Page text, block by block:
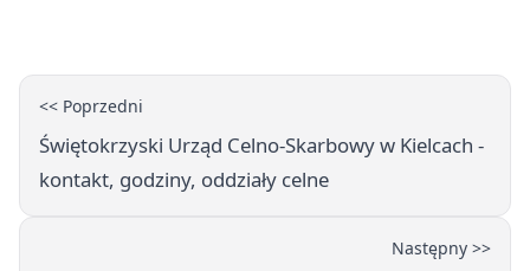
<< Poprzedni
Świętokrzyski Urząd Celno-Skarbowy w Kielcach -
kontakt, godziny, oddziały celne
Następny >>